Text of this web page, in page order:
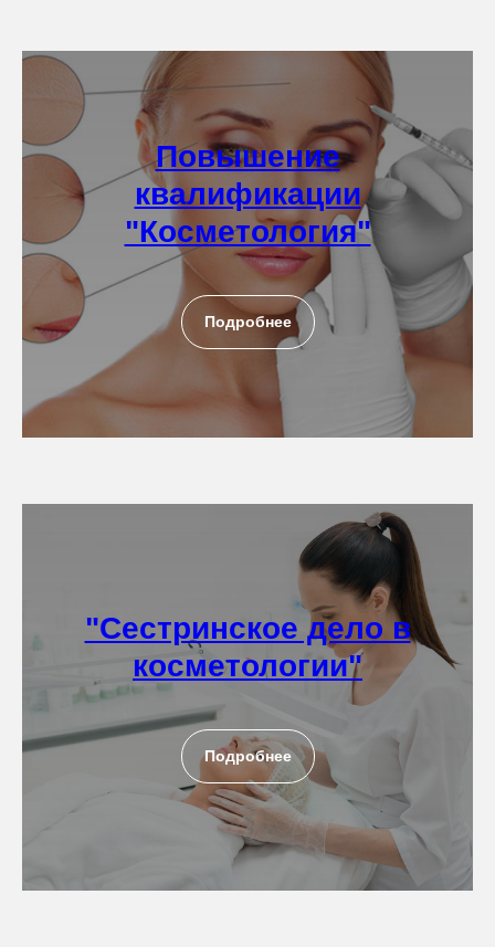
Повышение
квалификации
"Косметология"
Подробнее
"Сестринское дело в
косметологии"
Подробнее